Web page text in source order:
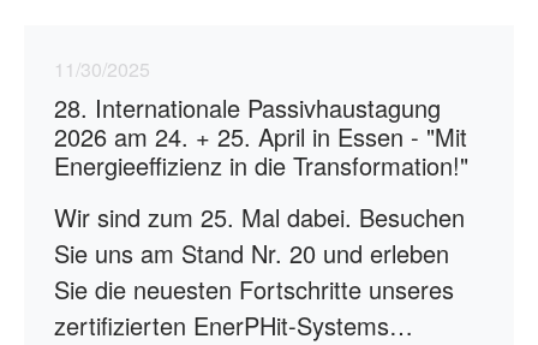
11/30/2025
28. Internationale Passivhaustagung
2026 am 24. + 25. April in Essen - "Mit
Energieeffizienz in die Transformation!"
Wir sind zum 25. Mal dabei. Besuchen
Sie uns am Stand Nr. 20 und erleben
Sie die neuesten Fortschritte unseres
zertifizierten EnerPHit-Systems…